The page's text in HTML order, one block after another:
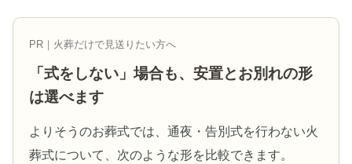
PR｜火葬だけで見送りたい方へ
「式をしない」場合も、安置とお別れの形
は選べます
よりそうのお葬式では、通夜・告別式を行わない火
葬式について、次のような形を比較できます。